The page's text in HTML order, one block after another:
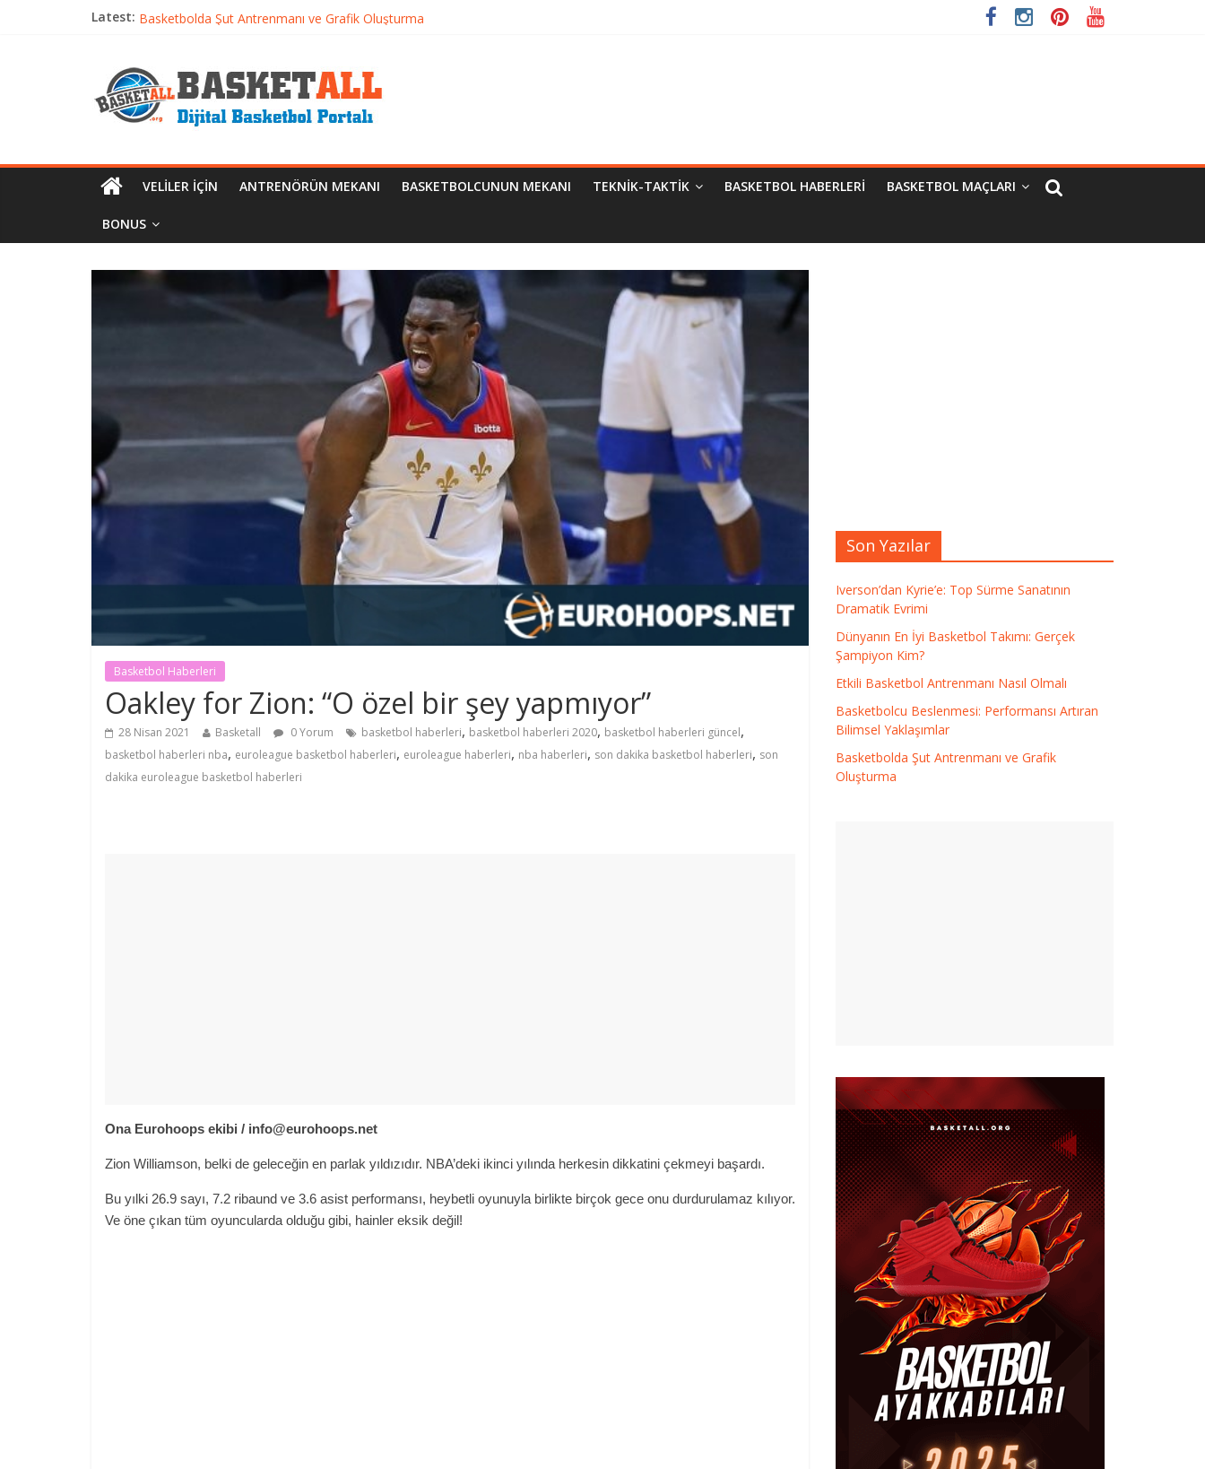
Latest: Basketbolcu Beslenmesi: Performansı Artıran Bilimsel Yaklaşımlar
Dünyanın En İyi Basketbol Takımı: Gerçek Şampiyon Kim?
Etkili Basketbol Antrenmanı Nasıl Olmalı
VELILER İÇIN ANTRENÖRÜN MEKANI BASKETBOLCUNUN MEKANI TEKNIK-TAKTIK BASKETBOL HABERLERI BASKETBOL MAÇLARI
BONUS
Basketbol Haberleri
Oakley for Zion: “O özel bir şey yapmıyor”
28 Nisan 2021 Basketall 0 Yorum basketbol haberleri, basketbol haberleri 2020, basketbol haberleri güncel,
basketbol haberleri nba, euroleague basketbol haberleri, euroleague haberleri, nba haberleri, son dakika basketbol haberleri, son
dakika euroleague basketbol haberleri
OnaEurohoops ekibi / info@eurohoops.net
Zion Williamson, belki de geleceğin en parlak yıldızıdır. NBA’deki ikinci yılında herkesin dikkatini çekmeyi başardı.
Bu yılki 26.9 sayı, 7.2 ribaund ve 3.6 asist performansı, heybetli oyunuyla birlikte birçok gece onu durdurulamaz kılıyor.
Ve öne çıkan tüm oyuncularda olduğu gibi, hainler eksik değil!
Son Yazılar
Iverson’dan Kyrie’e: Top Sürme Sanatının
Dramatik Evrimi
Dünyanın En İyi Basketbol Takımı: Gerçek
Şampiyon Kim?
Etkili Basketbol Antrenmanı Nasıl Olmalı
Basketbolcu Beslenmesi: Performansı Artıran
Bilimsel Yaklaşımlar
Basketbolda Şut Antrenmanı ve Grafik
Oluşturma